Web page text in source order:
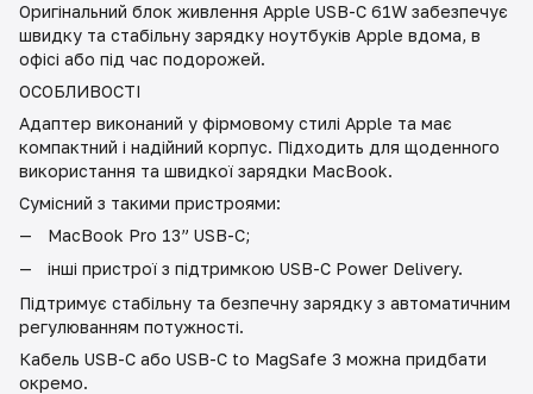
Оригінальний блок живлення Apple USB-C 61W забезпечує
швидку та стабільну зарядку ноутбуків Apple вдома, в
офісі або під час подорожей.
ОСОБЛИВОСТІ
Адаптер виконаний у фірмовому стилі Apple та має
компактний і надійний корпус. Підходить для щоденного
використання та швидкої зарядки MacBook.
Сумісний з такими пристроями:
MacBook Pro 13” USB-C;
інші пристрої з підтримкою USB-C Power Delivery.
Підтримує стабільну та безпечну зарядку з автоматичним
регулюванням потужності.
Кабель USB-C або USB-C to MagSafe 3 можна придбати
окремо.